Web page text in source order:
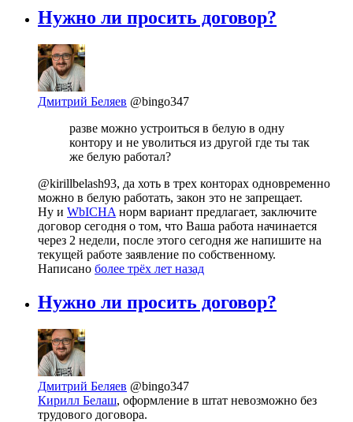
Нужно ли просить договор?
Дмитрий Беляев @bingo347
разве можно устроиться в белую в одну
контору и не уволиться из другой где ты так
же белую работал?
@kirillbelash93, да хоть в трех конторах одновременно
можно в белую работать, закон это не запрещает.
Ну и WbICHA норм вариант предлагает, заключите
договор сегодня о том, что Ваша работа начинается
через 2 недели, после этого сегодня же напишите на
текущей работе заявление по собственному.
Написано более трёх лет назад
Нужно ли просить договор?
Дмитрий Беляев @bingo347
Кирилл Белаш, оформление в штат невозможно без
трудового договора.